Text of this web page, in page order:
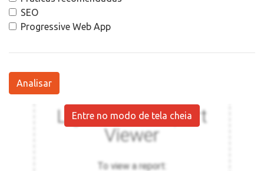
SEO
Progressive Web App
Analisar
Entre no modo de tela cheia